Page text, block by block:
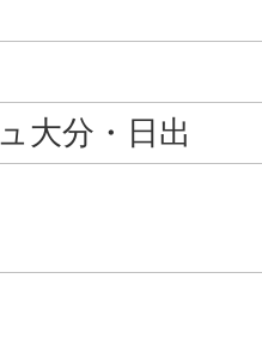
大分・日出